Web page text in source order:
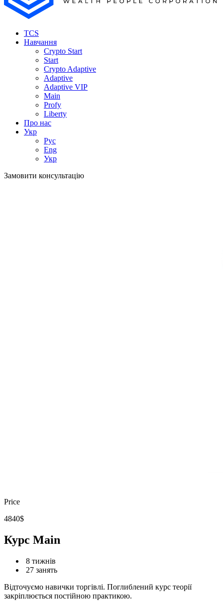
TCS
Навчання
Crypto Start
Start
Crypto Adaptive
Adaptive
Adaptive VIP
Main
Profy
Liberty
Про нас
Укр
Рус
Eng
Укр
Замовити консультацію
Price
4840$
Курс Main
8 тижнів
27 занять
Відточуємо навички торгівлі. Поглиблений курс теорії
закріплюється постійною практикою.